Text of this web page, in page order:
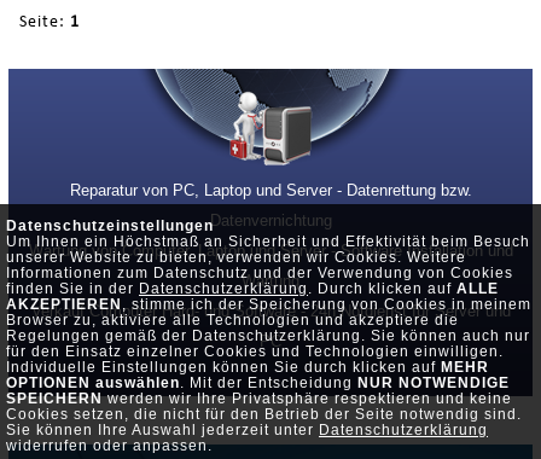
Datenschutzeinstellungen
Um Ihnen ein Höchstmaß an Sicherheit und Effektivität beim Besuch
unserer Website zu bieten, verwenden wir Cookies. Weitere
Informationen zum Datenschutz und der Verwendung von Cookies
finden Sie in der Datenschutzerklärung . Durch klicken auf ALLE
AKZEPTIEREN , stimme ich der Speicherung von Cookies in meinem
Browser zu, aktiviere alle Technologien und akzeptiere die
Regelungen gemäß der Datenschutzerklärung. Sie können auch nur
für den Einsatz einzelner Cookies und Technologien einwilligen.
Individuelle Einstellungen können Sie durch klicken auf MEHR
OPTIONEN auswählen. Mit der Entscheidung NUR NOTWENDIGE
SPEICHERNwerden wir Ihre Privatsphäre respektieren und keine
Cookies setzen, die nicht für den Betrieb der Seite notwendig sind.
Sie können Ihre Auswahl jederzeit unter Datenschutzerklärung
widerrufen oder anpassen.
Seite: 1
Reparatur von PC, Laptop und Server - Datenrettung bzw.
Datenvernichtung
Wartung von Computer, Laptop und Server - Software Installation und
Wartung
Verkauf Computer Hard- und Software - 24h Notdienst für Server und
PC